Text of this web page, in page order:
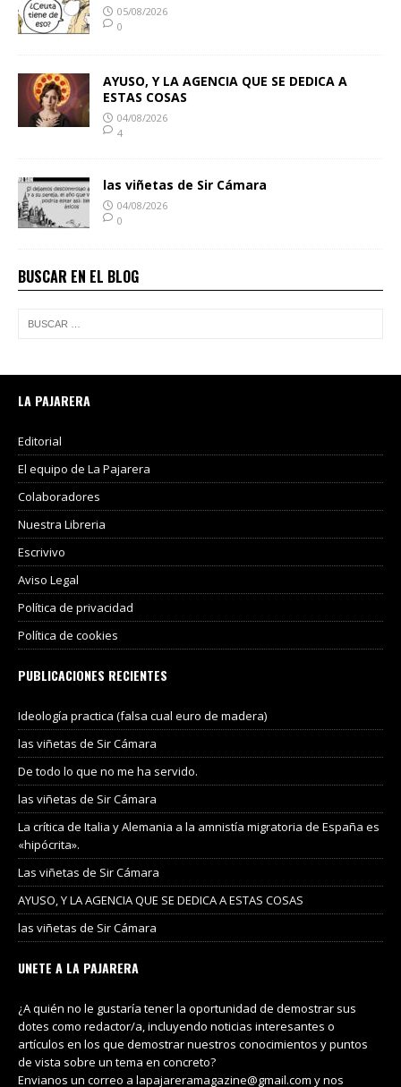
05/08/2026
0
AYUSO, Y LA AGENCIA QUE SE DEDICA A
ESTAS COSAS
04/08/2026
4
las viñetas de Sir Cámara
04/08/2026
0
BUSCAR EN EL BLOG
LA PAJARERA
Editorial
El equipo de La Pajarera
Colaboradores
Nuestra Libreria
Escrivivo
Aviso Legal
Política de privacidad
Política de cookies
PUBLICACIONES RECIENTES
Ideología practica (falsa cual euro de madera)
las viñetas de Sir Cámara
De todo lo que no me ha servido.
las viñetas de Sir Cámara
La crítica de Italia y Alemania a la amnistía migratoria de España es
«hipócrita».
Las viñetas de Sir Cámara
AYUSO, Y LA AGENCIA QUE SE DEDICA A ESTAS COSAS
las viñetas de Sir Cámara
UNETE A LA PAJARERA
¿A quién no le gustaría tener la oportunidad de demostrar sus
dotes como redactor/a, incluyendo noticias interesantes o
artículos en los que demostrar nuestros conocimientos y puntos
de vista sobre un tema en concreto?
Envianos un correo a lapajareramagazine@gmail.com y nos